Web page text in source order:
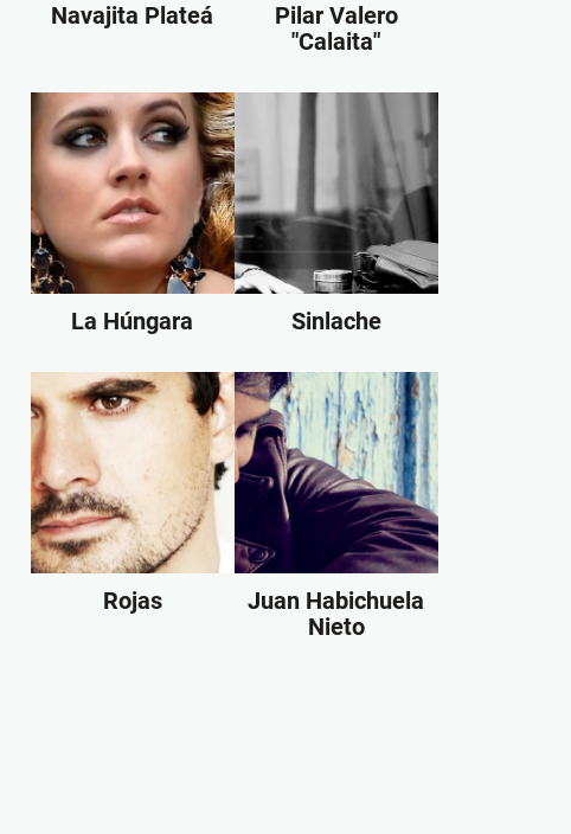
Navajita Plateá
Pilar Valero
"Calaita"
La Húngara Sinlache
Rojas
Juan Habichuela
Nieto